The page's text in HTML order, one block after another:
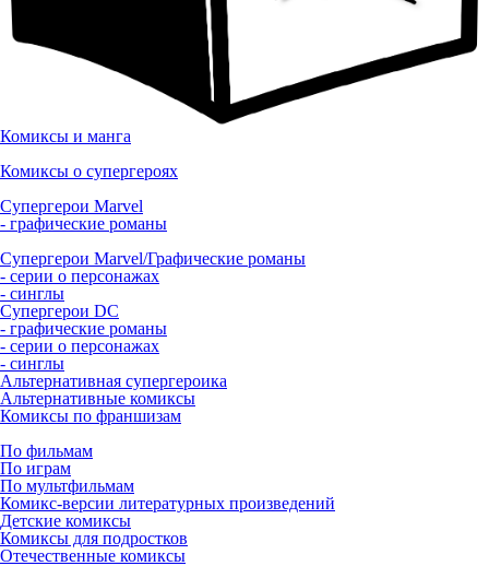
Комиксы и манга
Комиксы о супергероях
Супергерои Marvel
- графические романы
Супергерои Marvel/Графические романы
- серии о персонажах
- синглы
Супергерои DC
- графические романы
- серии о персонажах
- синглы
Альтернативная супергероика
Альтернативные комиксы
Комиксы по франшизам
По фильмам
По играм
По мультфильмам
Комикс-версии литературных произведений
Детские комиксы
Комиксы для подростков
Отечественные комиксы